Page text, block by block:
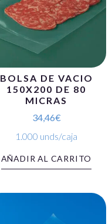
BOLSA DE VACIO
150X200 DE 80
MICRAS
34,46€
1.000 unds/caja
AÑADIR AL CARRITO